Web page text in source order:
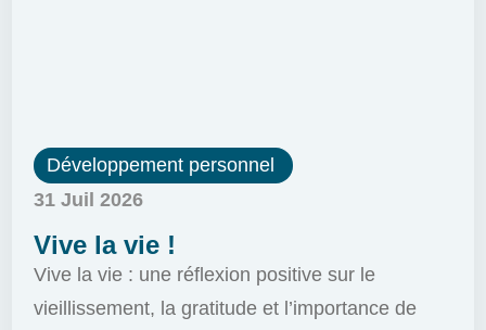
Développement personnel
31 Juil 2026
Vive la vie !
Vive la vie : une réflexion positive sur le
vieillissement, la gratitude et l’importance de